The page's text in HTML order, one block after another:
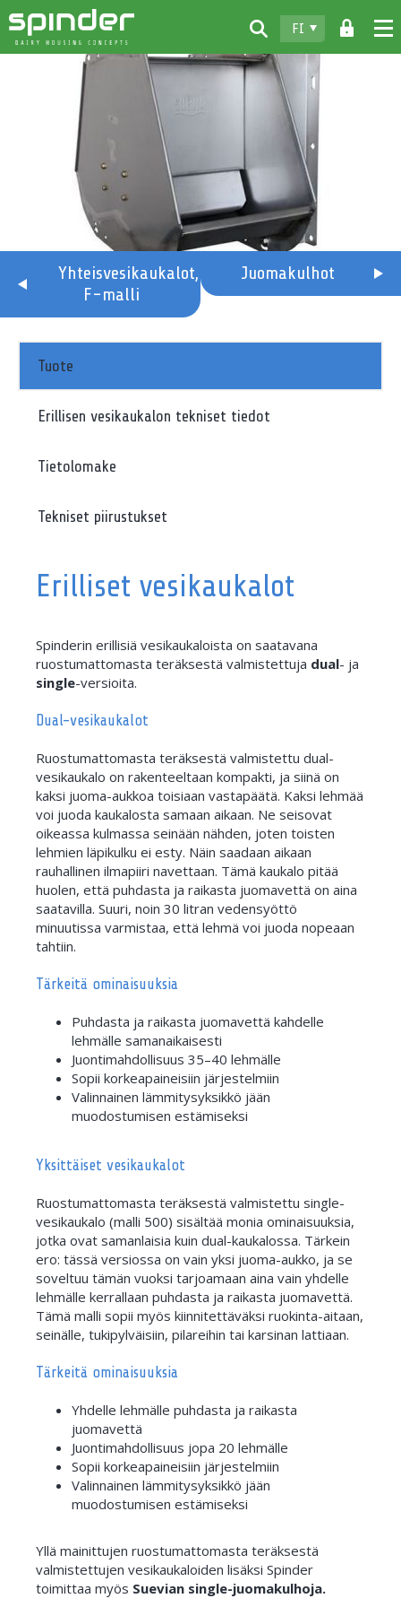
FI
Jälleenmyyjät
Uutiset
Ota yhteyttä
Tuote
Erillisen vesikaukalon tekniset tiedot
Tietolomake
Tekniset piirustukset
Erilliset vesikaukalot
Spinderin erillisiä vesikaukaloista on saatavana
ruostumattomasta teräksestä valmistettuja dual- ja
single-versioita.
Dual-vesikaukalot
Ruostumattomasta teräksestä valmistettu dual-
vesikaukalo on rakenteeltaan kompakti, ja siinä on
kaksi juoma-aukkoa toisiaan vastapäätä. Kaksi lehmää
voi juoda kaukalosta samaan aikaan. Ne seisovat
oikeassa kulmassa seinään nähden, joten toisten
lehmien läpikulku ei esty. Näin saadaan aikaan
rauhallinen ilmapiiri navettaan. Tämä kaukalo pitää
huolen, että puhdasta ja raikasta juomavettä on aina
saatavilla. Suuri, noin 30 litran vedensyöttö
minuutissa varmistaa, että lehmä voi juoda nopeaan
tahtiin.
Tärkeitä ominaisuuksia
Puhdasta ja raikasta juomavettä kahdelle
lehmälle samanaikaisesti
Juontimahdollisuus 35–40 lehmälle
Sopii korkeapaineisiin järjestelmiin
Valinnainen lämmitysyksikkö jään
muodostumisen estämiseksi
Yksittäiset vesikaukalot
Ruostumattomasta teräksestä valmistettu single-
vesikaukalo (malli 500) sisältää monia ominaisuuksia,
jotka ovat samanlaisia kuin dual-kaukalossa. Tärkein
ero: tässä versiossa on vain yksi juoma-aukko, ja se
soveltuu tämän vuoksi tarjoamaan aina vain yhdelle
lehmälle kerrallaan puhdasta ja raikasta juomavettä.
Tämä malli sopii myös kiinnitettäväksi ruokinta-aitaan,
seinälle, tukipylväisiin, pilareihin tai karsinan lattiaan.
Tärkeitä ominaisuuksia
Yhdelle lehmälle puhdasta ja raikasta
juomavettä
Juontimahdollisuus jopa 20 lehmälle
Sopii korkeapaineisiin järjestelmiin
Valinnainen lämmitysyksikkö jään
muodostumisen estämiseksi
Yllä mainittujen ruostumattomasta teräksestä
valmistettujen vesikaukaloiden lisäksi Spinder
toimittaa myös Suevian single-juomakulhoja.
Yhteisvesikaukalot,
F-malli
Juomakulhot